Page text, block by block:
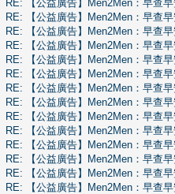
RE: 【公益廣告】Men2Men：早查早
RE: 【公益廣告】Men2Men：早查早
RE: 【公益廣告】Men2Men：早查早
RE: 【公益廣告】Men2Men：早查早
RE: 【公益廣告】Men2Men：早查早
RE: 【公益廣告】Men2Men：早查早
RE: 【公益廣告】Men2Men：早查早
RE: 【公益廣告】Men2Men：早查早
RE: 【公益廣告】Men2Men：早查早
RE: 【公益廣告】Men2Men：早查早
RE: 【公益廣告】Men2Men：早查早
RE: 【公益廣告】Men2Men：早查早
RE: 【公益廣告】Men2Men：早查早
RE: 【公益廣告】Men2Men：早查早